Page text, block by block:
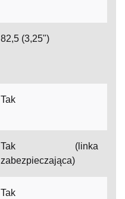
82,5 (3,25")
Tak
Tak (linka
zabezpieczająca)
Tak